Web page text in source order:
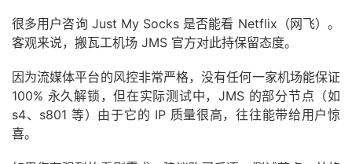
很多用户咨询 Just My Socks 是否能看 Netflix（网飞）。
客观来说，搬瓦工机场 JMS 官方对此持保留态度。
因为流媒体平台的风控非常严格，没有任何一家机场能保证
100% 永久解锁，但在实际测试中，JMS 的部分节点（如
s4、s801 等）由于它的 IP 质量很高，往往能带给用户惊
喜。